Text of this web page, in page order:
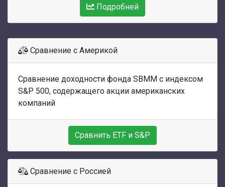
Подробней
Сравнение с Америкой
Сравнение доходности фонда SBMM с индексом
S&P 500, содержащего акции американских
компаний
Сравнить ETF и S&P
Сравнение с Россией